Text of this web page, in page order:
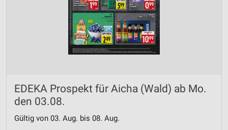
EDEKA Prospekt für Aicha (Wald) ab Mo.
den 03.08.
Gültig von 03. Aug. bis 08. Aug.